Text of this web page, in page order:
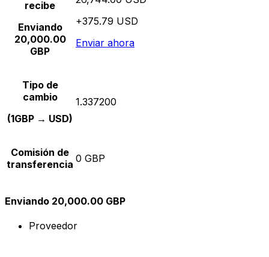
recibe
Enviando
20,000.00
GBP
+375.79 USD
Enviar ahora
Tipo de
cambio
(1GBP → USD)
1.337200
Comisión de
transferencia 0 GBP
Enviando 20,000.00 GBP
Proveedor